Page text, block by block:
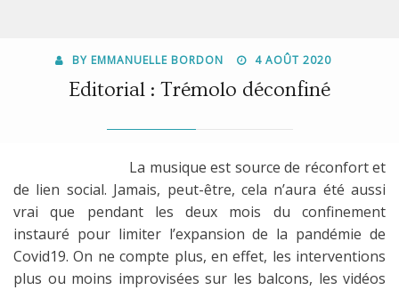
BY EMMANUELLE BORDON
POSTED
4 AOÛT 2020
Editorial : Trémolo déconfiné
La musique est source de réconfort et
de lien social. Jamais, peut-être, cela n’aura été aussi
vrai que pendant les deux mois du confinement
instauré pour limiter l’expansion de la pandémie de
Covid19. On ne compte plus, en effet, les interventions
plus ou moins improvisées sur les balcons, les vidéos